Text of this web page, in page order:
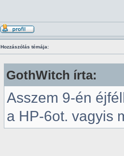
Hozzászólás témája:
GothWitch írta:
Asszem 9-én
a HP-6ot. vagyis